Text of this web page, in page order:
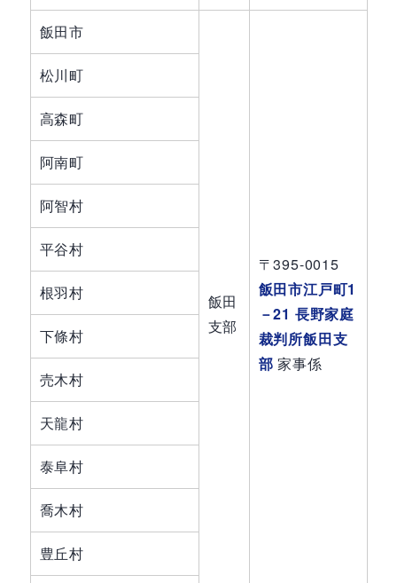
飯田市
飯田
支部
〒395-0015
飯田市江戸町1
－21 長野家庭
裁判所飯田支
部 家事係
松川町
高森町
阿南町
阿智村
平谷村
根羽村
下條村
売木村
天龍村
泰阜村
喬木村
豊丘村